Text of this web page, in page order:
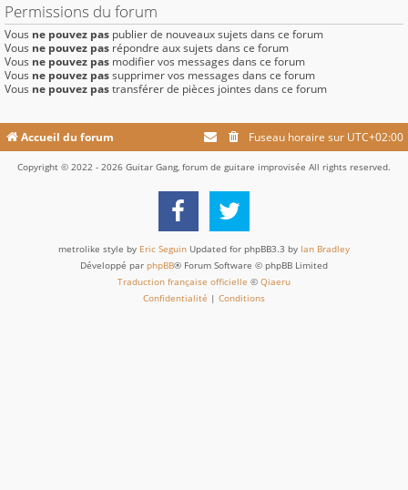
Permissions du forum
Vous ne pouvez pas publier de nouveaux sujets dans ce forum
Vous ne pouvez pas répondre aux sujets dans ce forum
Vous ne pouvez pas modifier vos messages dans ce forum
Vous ne pouvez passupprimer vos messages dans ce forum
Vous ne pouvez pastransférer de pièces jointes dans ce forum
Accueil du forum Fuseau horaire sur UTC+02:00
Copyright © 2022 - 2026 Guitar Gang, forum de guitare improvisée All rights reserved.
metrolike style by Eric Seguin Updated for phpBB3.3 by Ian Bradley
Développé par phpBB® Forum Software © phpBB Limited
Traduction française officielle © Qiaeru
Confidentialité | Conditions